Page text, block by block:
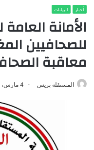
أخبار البيانات
الأمانة
للصحافيين
معاقبة
المستقلة بريس 4 مارس، 2022